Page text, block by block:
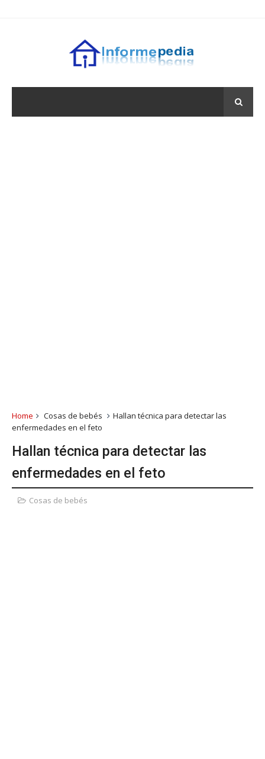
Home Cosas de bebés
Hallan técnica para detectar las
enfermedades en el feto
Hallan técnica para detectar las
enfermedades en el feto
Cosas de bebés